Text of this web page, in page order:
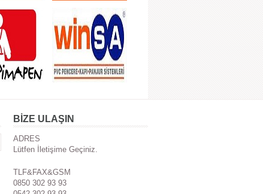
BİZE ULAŞIN
ADRES
Lütfen İletişime Geçiniz.
TLF&FAX&GSM
0850 302 93 93